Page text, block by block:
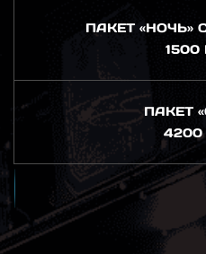
ПАКЕТ «НОЧЬ»
1500
ПАКЕТ
4200